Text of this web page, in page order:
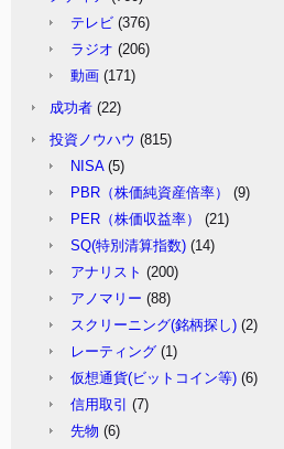
テレビ (376)
ラジオ (206)
動画 (171)
成功者 (22)
投資ノウハウ (815)
NISA(5)
PBR（株価純資産倍率）
(9)
PER（株価収益率）
(21)
SQ(特別清算指数) (14)
アナリスト (200)
アノマリー (88)
スクリーニング(銘柄探し) (2)
レーティング (1)
仮想通貨(ビットコイン等) (6)
信用取引
(7)
先物 (6)